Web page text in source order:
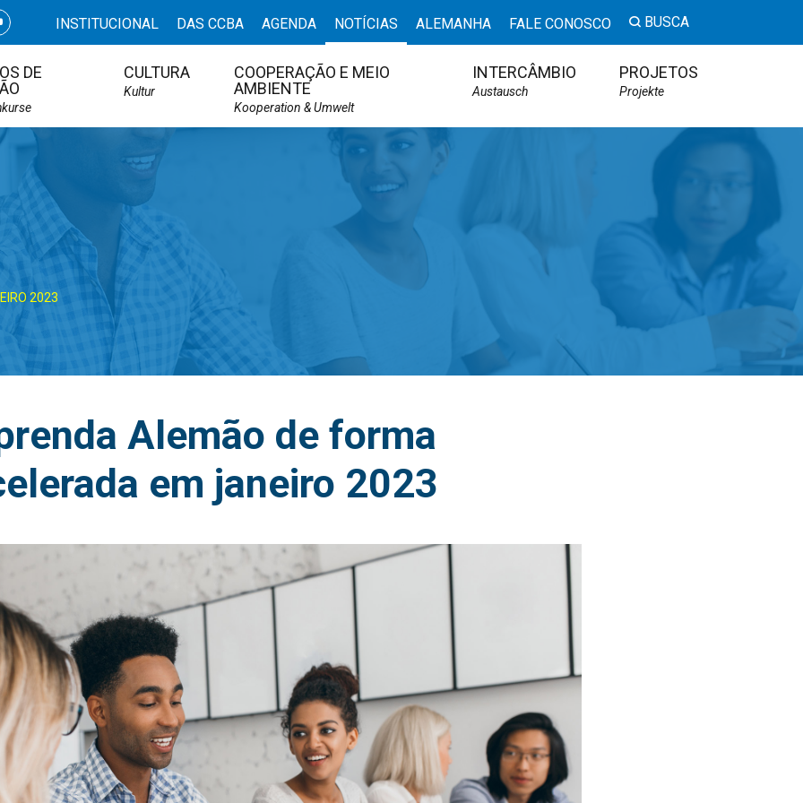
INSTITUCIONAL DAS CCBA AGENDA NOTÍCIAS ALEMANHA FALE CONOSCO BUSCA
DE
CULTURA
Kultur
COOPERAÇÃO E MEIO
AMBIENTE
Kooperation & Umwelt
INTERCÂMBIO
Austausch
PROJETOS
Projekte
2023
Alemão de forma
em janeiro 2023